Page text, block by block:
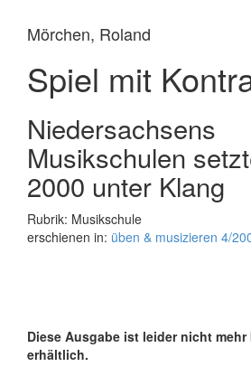
Mörchen, Roland
Spiel mit
Niedersachsens
Musikschulen
2000 unter Klang
Rubrik: Musikschule
erschienen in: üben & musizieren 4/
Diese Ausgabe ist leider nicht mehr
erhältlich.